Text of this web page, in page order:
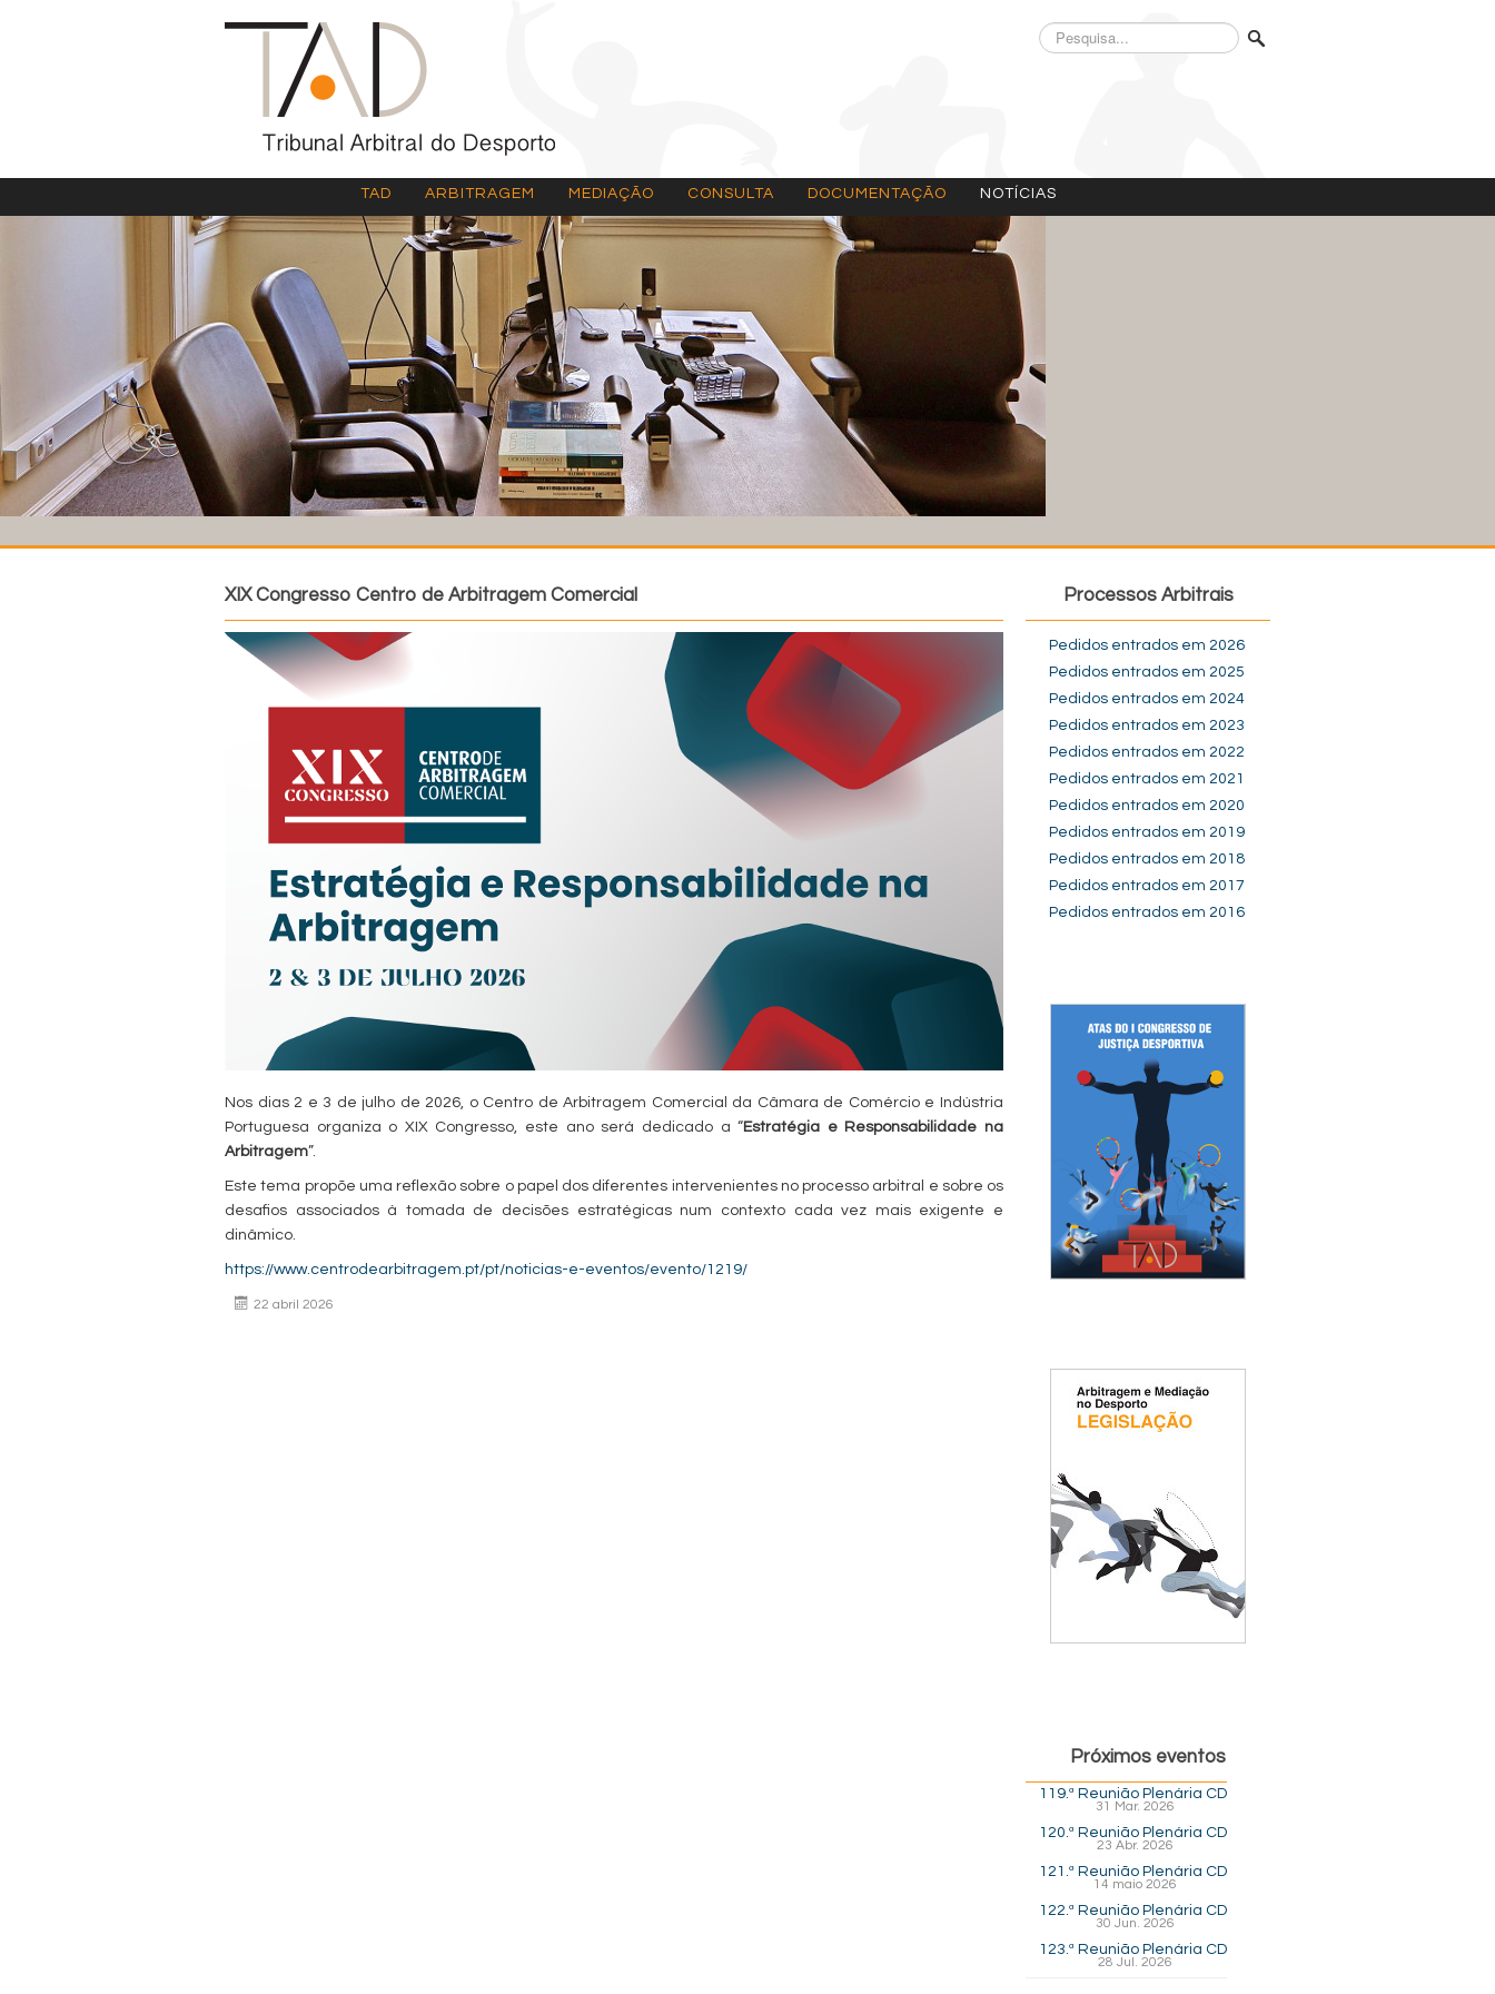
Pesquisa...
TAD ARBITRAGEM MEDIAÇÃO CONSULTA DOCUMENTAÇÃO NOTÍCIAS
XIX Congresso Centro de Arbitragem Comercial
Nos dias 2 e 3 de julho de 2026, o Centro de Arbitragem Comercial da Câmara de Comércio e Indústria
Portuguesa organiza o XIX Congresso, este ano será dedicado a “Estratégia e Responsabilidade na
Arbitragem”.
Este tema propõe uma reflexão sobre o papel dos diferentes intervenientes no processo arbitral e sobre os
desafios associados à tomada de decisões estratégicas num contexto cada vez mais exigente e
dinâmico.
https://www.centrodearbitragem.pt/pt/noticias-e-eventos/evento/1219/
22 abril 2026
Processos Arbitrais
Pedidos entrados em 2026
Pedidos entrados em 2025
Pedidos entrados em 2024
Pedidos entrados em 2023
Pedidos entrados em 2022
Pedidos entrados em 2021
Pedidos entrados em 2020
Pedidos entrados em 2019
Pedidos entrados em 2018
Pedidos entrados em 2017
Pedidos entrados em 2016
Próximos eventos
119.ª Reunião Plenária CD
31 Mar. 2026
120.ª Reunião Plenária CD
23 Abr. 2026
121.ª Reunião Plenária CD
14 maio 2026
122.ª Reunião Plenária CD
30 Jun. 2026
123.ª Reunião Plenária CD
28 Jul. 2026